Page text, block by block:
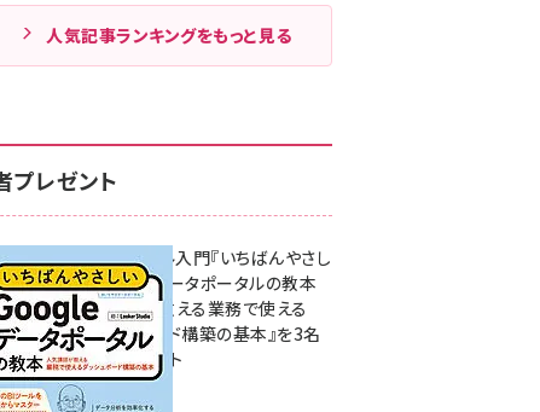
人気記事ランキングをもっと見る
プレゼント
無料BIツール入門『いちばんやさし
いGoogleデータポータルの教本
人気講師が教える業務で使える
ダッシュボード構築の基本』を3名
様にプレゼント
7月31日 10:00